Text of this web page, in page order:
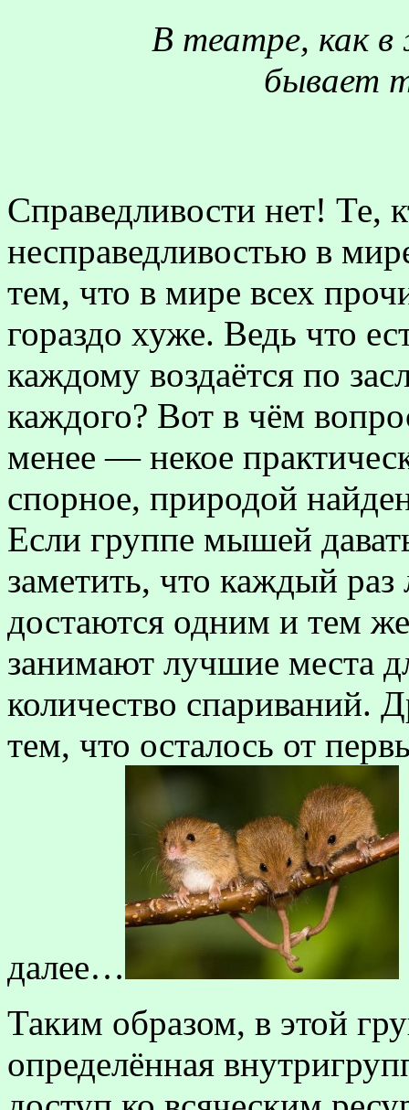
В театре, как
бывает
Справедливости нет! Те,
несправедливостью в
тем, что в мире всех
гораздо хуже. Ведь что
каждому воздаётся по
каждого? Вот в чём
менее — некое
спорное, природой
Если группе мышей
заметить, что каждый
достаются одним и тем
занимают лучшие места
количество спариваний.
тем, что осталось от
далее…
Таким образом, в этой
определённая